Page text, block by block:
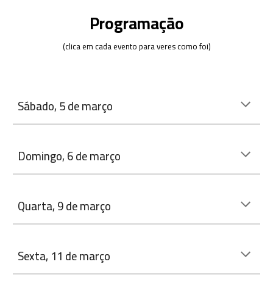
Programação
(clica em cada evento para veres como foi)
Sábado, 5 de março
Domingo,6de março
Quarta,9de março
Sexta, 11 de março